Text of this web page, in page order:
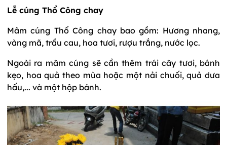
Lễ cúng Thổ Công chay
Mâm cúng Thổ Công chay bao gồm: Hương nhang,
vàng mã, trầu cau, hoa tươi, rượu trắng, nước lọc.
Ngoài ra mâm cúng sẽ cần thêm trái cây tươi, bánh
kẹo, hoa quả theo mùa hoặc một nải chuối, quả dưa
hấu,... và một hộp bánh.